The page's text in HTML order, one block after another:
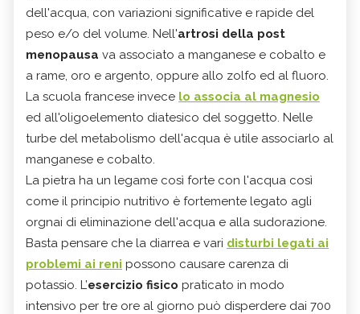
dell'acqua, con variazioni significative e rapide del
peso e/o del volume. Nell'artrosi della post
menopausa va associato a manganese e cobalto e
a rame, oro e argento, oppure allo zolfo ed al fluoro.
La scuola francese invece lo associa al magnesio
ed all'oligoelemento diatesico del soggetto. Nelle
turbe del metabolismo dell'acqua è utile associarlo al
manganese e cobalto.
La pietra ha un legame così forte con l'acqua così
come il principio nutritivo è fortemente legato agli
orgnai di eliminazione dell'acqua e alla sudorazione.
Basta pensare che la diarrea e vari disturbi legati ai
problemi ai reni possono causare carenza di
potassio. L’esercizio fisico praticato in modo
intensivo per tre ore al giorno può disperdere dai 700